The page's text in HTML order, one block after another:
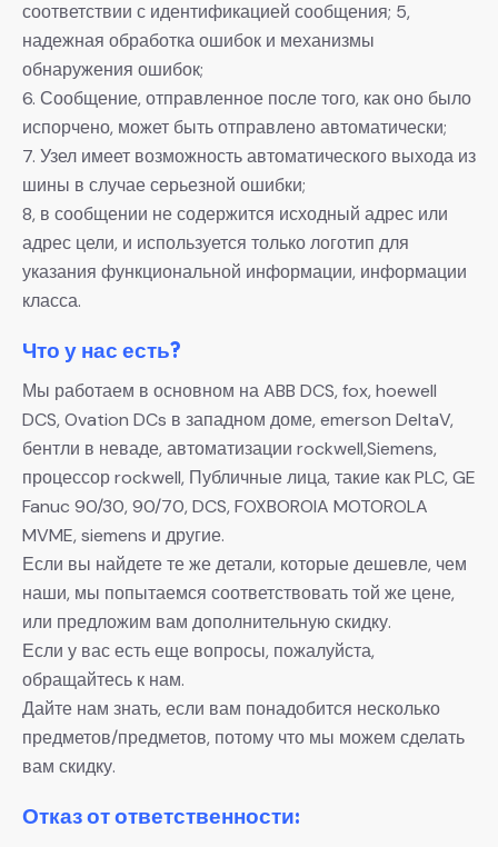
соответствии с идентификацией сообщения; 5,
надежная обработка ошибок и механизмы
обнаружения ошибок;
6. Сообщение, отправленное после того, как оно было
испорчено, может быть отправлено автоматически;
7. Узел имеет возможность автоматического выхода из
шины в случае серьезной ошибки;
8, в сообщении не содержится исходный адрес или
адрес цели, и используется только логотип для
указания функциональной информации, информации
класса.
Что у нас есть?
Мы работаем в основном на ABB DCS, fox, hoewell
DCS, Ovation DCs в западном доме, emerson DeltaV,
бентли в неваде, автоматизации rockwell,Siemens,
процессор rockwell, Публичные лица, такие как PLC, GE
Fanuc 90/30, 90/70, DCS, FOXBOROIA MOTOROLA
MVME, siemens и другие.
Если вы найдете те же детали, которые дешевле, чем
наши, мы попытаемся соответствовать той же цене,
или предложим вам дополнительную скидку.
Если у вас есть еще вопросы, пожалуйста,
обращайтесь к нам.
Дайте нам знать, если вам понадобится несколько
предметов/предметов, потому что мы можем сделать
вам скидку.
Отказ от ответственности: